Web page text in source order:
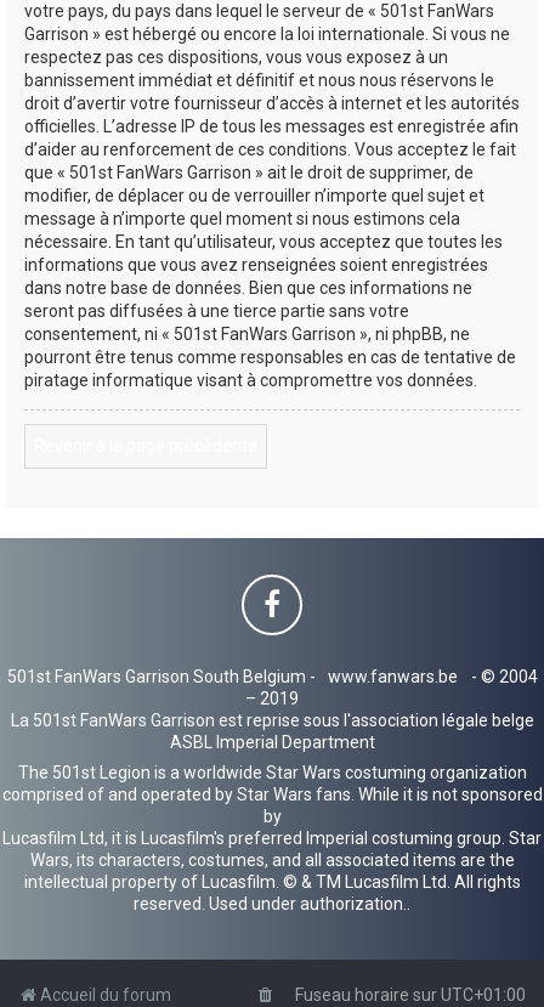
votre pays, du pays dans lequel le serveur de « 501st FanWars
Garrison » est hébergé ou encore la loi internationale. Si vous ne
respectez pas ces dispositions, vous vous exposez à un
bannissement immédiat et définitif et nous nous réservons le
droit d’avertir votre fournisseur d’accès à internet et les autorités
officielles. L’adresse IP de tous les messages est enregistrée afin
d’aider au renforcement de ces conditions. Vous acceptez le fait
que « 501st FanWars Garrison » ait le droit de supprimer, de
modifier, de déplacer ou de verrouiller n’importe quel sujet et
message à n’importe quel moment si nous estimons cela
nécessaire. En tant qu’utilisateur, vous acceptez que toutes les
informations que vous avez renseignées soient enregistrées
dans notre base de données. Bien que ces informations ne
seront pas diffusées à une tierce partie sans votre
consentement, ni « 501st FanWars Garrison », ni phpBB, ne
pourront être tenus comme responsables en cas de tentative de
piratage informatique visant à compromettre vos données.
501st FanWars Garrison South Belgium - www.fanwars.be
- © 2004
– 2019
La 501st FanWars Garrison est reprise sous l'association légale belge
ASBL Imperial Department
The 501st Legion is a worldwide Star Wars costuming organization
comprised of and operated by Star Wars fans. While it is not sponsored
by
Lucasfilm Ltd, it is Lucasfilm's preferred Imperial costuming group. Star
Wars, its characters, costumes, and all associated items are the
intellectual property of Lucasfilm. © & TM Lucasfilm Ltd. All rights
reserved. Used under authorization..
Accueil du forum Fuseau horaire surUTC+01:00